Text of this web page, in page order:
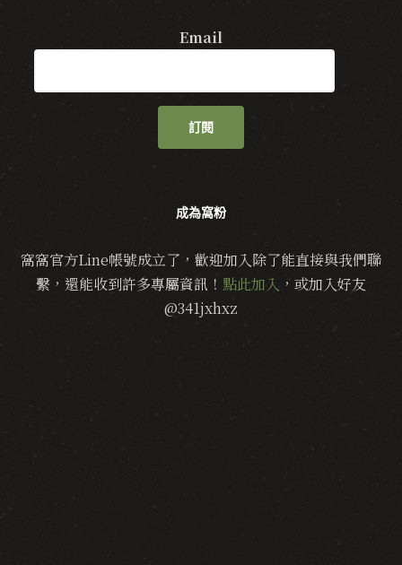
Email
訂閱
成為窩粉
窩窩官方Line帳號成立了，歡迎加入除了能直接與我們聯
繫，還能收到許多專屬資訊！ 點此加入 ，或加入好友
@341jxhxz